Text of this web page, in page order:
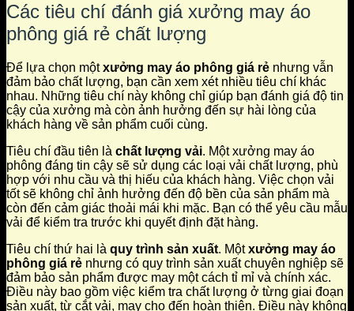
Các tiêu chí đánh giá xưởng may áo
phông giá rẻ chất lượng
Để lựa chọn mộtxưởng may áo phông giá rẻ nhưng vẫn
đảm bảo chất lượng, bạn cần xem xét nhiều tiêu chí khác
nhau. Những tiêu chí này không chỉ giúp bạn đánh giá độ tin
cậy của xưởng mà còn ảnh hưởng đến sự hài lòng của
khách hàng về sản phẩm cuối cùng.
Tiêu chí đầu tiên là chất lượng vải. Một xưởng may áo
phông đáng tin cậy sẽ sử dụng các loại vải chất lượng, phù
hợp với nhu cầu và thị hiếu của khách hàng. Việc chọn vải
tốt sẽ không chỉ ảnh hưởng đến độ bền của sản phẩm mà
còn đến cảm giác thoải mái khi mặc. Bạn có thể yêu cầu mẫu
vải để kiểm tra trước khi quyết định đặt hàng.
Tiêu chí thứ hai là quy trình sản xuất. Mộtxưởng may áo
phông giá rẻ nhưng có quy trình sản xuất chuyên nghiệp sẽ
đảm bảo sản phẩm được may một cách tỉ mỉ và chính xác.
Điều này bao gồm việc kiểm tra chất lượng ở từng giai đoạn
sản xuất, từ cắt vải, may cho đến hoàn thiện. Điều này không